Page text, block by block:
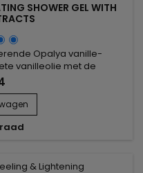
SHOWER GEL WITH
Opalya vanille-
vanilleolie met de
van glycerine
Verrijkt met maïspoeder
zachtjes, verwijdert het
terwijl het de huidtextuur